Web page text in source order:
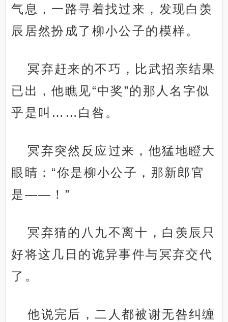
气息，一路寻着找过来，发现白羡
辰居然扮成了柳小公子的模样。
冥弃赶来的不巧，比武招亲结果
已出，他瞧见“中奖”的那人名字似
乎是叫……白咎。
冥弃突然反应过来，他猛地瞪大
眼睛：“你是柳小公子，那新郎官
是——！”
冥弃猜的八九不离十，白羡辰只
好将这几日的诡异事件与冥弃交代
了。
他说完后，二人都被谢无咎纠缠